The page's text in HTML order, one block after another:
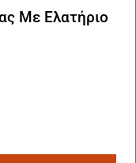
Με Ελατήριο